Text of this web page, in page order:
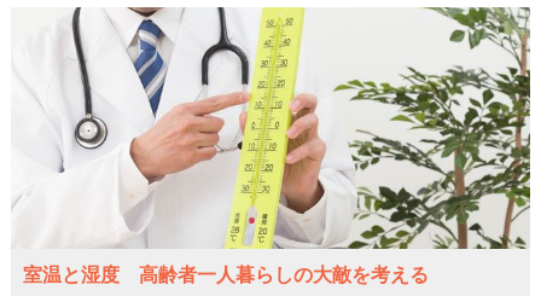
室温と湿度 高齢者一人暮らしの大敵を考える